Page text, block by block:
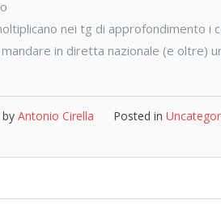
nei tg di approfondimento i
in diretta nazionale (e oltre)
by Antonio Cirella Posted in